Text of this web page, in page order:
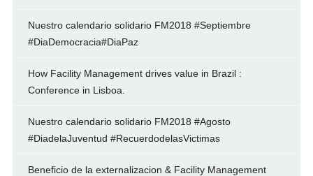
Nuestro calendario solidario FM2018 #Septiembre
#DiaDemocracia#DiaPaz
How Facility Management drives value in Brazil :
Conference in Lisboa.
Nuestro calendario solidario FM2018 #Agosto
#DiadelaJuventud #RecuerdodelasVictimas
Beneficio de la externalizacion & Facility Management